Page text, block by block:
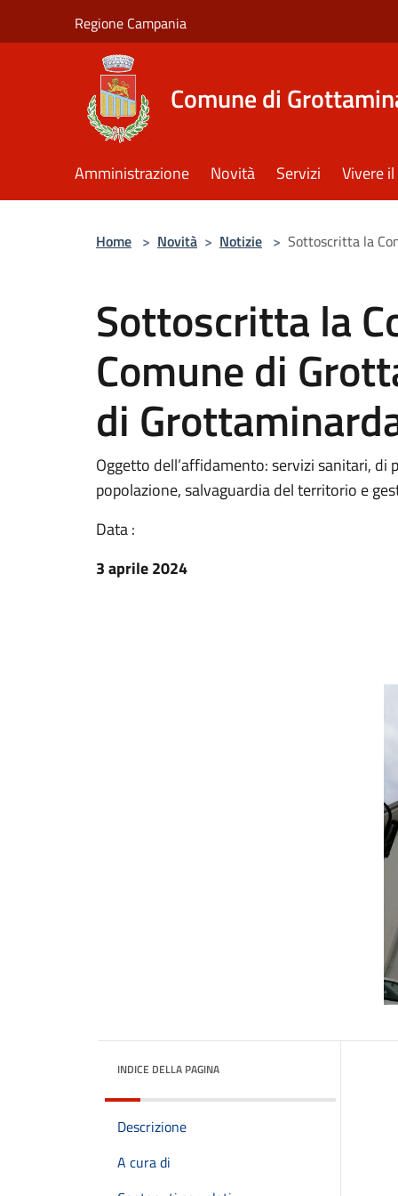
Regione Campania
Comune di
Amministrazione Novità Servizi Vivere
Home > Novità > Notizie > Sottoscritta la
Sottoscritta la
Comune di
di
Oggetto dell’affidamento: servizi sanitari,
popolazione, salvaguardia del territorio e
Data :
3 aprile 2024
INDICE DELLA PAGINA
Descrizione
A cura di